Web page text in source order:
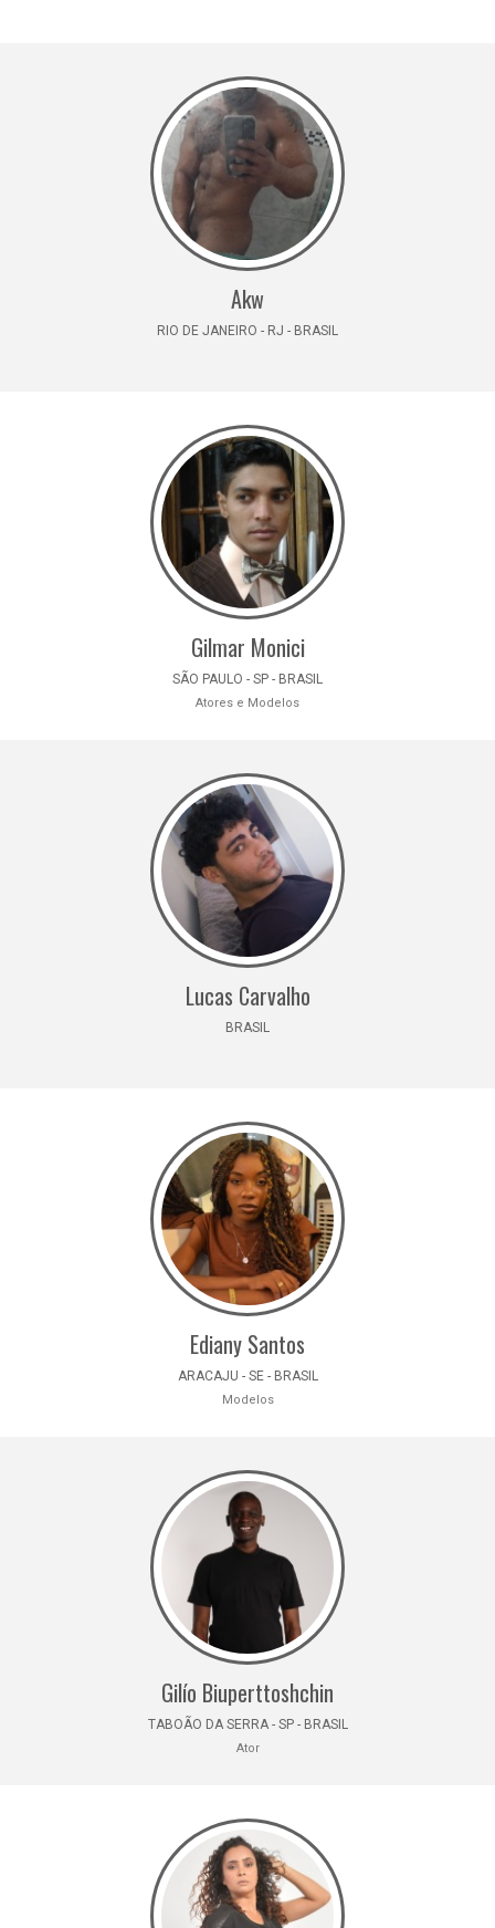
Akw
RIO DE JANEIRO - RJ - BRASIL
Gilmar Monici
SÃO PAULO - SP - BRASIL
Atores e Modelos
Lucas Carvalho
BRASIL
Ediany Santos
ARACAJU - SE - BRASIL
Modelos
Gilío Biuperttoshchin
TABOÃO DA SERRA - SP - BRASIL
Ator